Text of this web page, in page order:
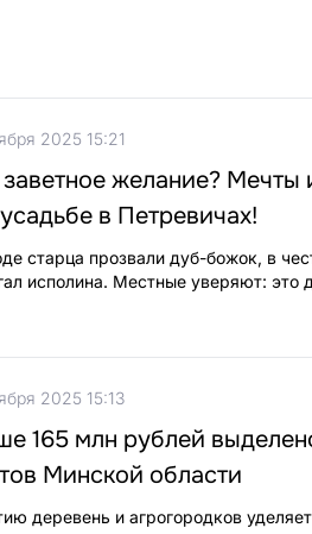
2025 15:21
заветное желание?
в Петревичах!
старца прозвали дуб-божок, в
исполина. Местные уверяют: это
2025 15:13
165 млн рублей
Минской области
деревень и агрогородков